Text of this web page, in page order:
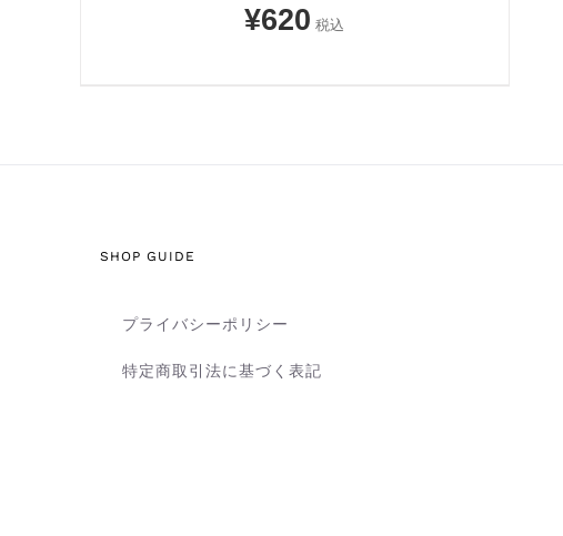
¥620 税込
SHOP GUIDE
プライバシーポリシー
特定商取引法に基づく表記